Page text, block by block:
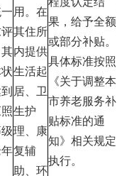
用。在
其住所
内提供
生活起
居、卫
生护
理、康
复辅
助、环
果，给予全额
或部分补贴。
具体标准按照
《关于调整本
市养老服务补
贴标准的通
知》相关规定
执行。